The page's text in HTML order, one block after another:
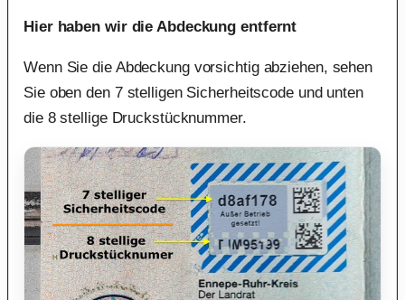
Hier haben wir die Abdeckung entfernt
Wenn Sie die Abdeckung vorsichtig abziehen, sehen
Sie oben den 7 stelligen Sicherheitscode und unten
die 8 stellige Druckstücknummer.